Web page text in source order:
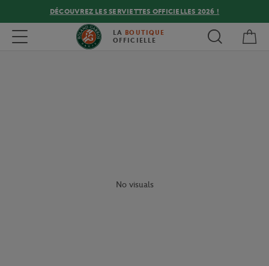
DÉCOUVREZ LES SERVIETTES OFFICIELLES 2026 !
Toggle navigation LA BOUTIQUE
OFFICIELLE
No visuals